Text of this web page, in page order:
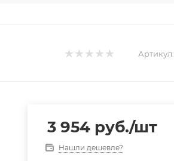
Артикул:
3 954 руб./шт
Нашли дешевле?